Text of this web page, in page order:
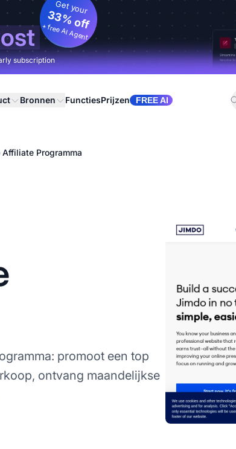
Get your
33% off
+ free AI Agent
subscription
Bronnen FunctiesPrijzen FREE AI
Programma
promoot een top
ontvang maandelijkse